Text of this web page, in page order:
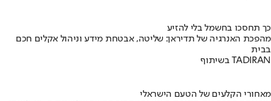
כך תחסכו בחשמל בלי להזיע
מהפכת האנרגיה של תדיראן: שליטה, אבטחת מידע וניהול אקלים חכם
בבית
בשיתוף TADIRAN
מאחורי הקלעים של הטעם הישראלי